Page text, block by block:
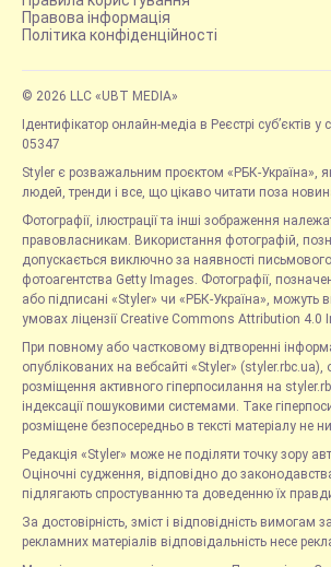
Правова інформація
Політика конфіденційності
© 2026 LLC «UBT MEDIA»
Ідентифікатор онлайн-медіа в Реєстрі суб’єктів
05347
Styler є розважальним проєктом «РБК-Україна»,
людей, тренди і все, що цікаво читати поза
Фотографії, ілюстрації та інші зображення
правовласникам. Використання фотографій,
допускається виключно за наявності
фотоагентства Getty Images. Фотографії,
або підписані «Styler» чи «РБК-Україна», можуть
умовах ліцензії Creative Commons Attribution 4.0
При повному або частковому відтворенні
опублікованих на вебсайті «Styler»
розміщення активного гіперпосилання на
індексації пошуковими системами. Таке
розміщене безпосередньо в тексті матеріалу не
Редакція «Styler» може не поділяти точку зору
Оціночні судження, відповідно до
підлягають спростуванню та доведенню їх
За достовірність, зміст і відповідність вимогам
рекламних матеріалів відповідальність несе